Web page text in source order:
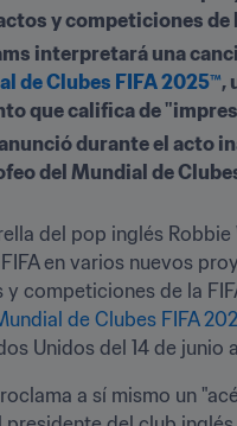
y competiciones de
interpretará una
de Clubes FIFA 2025™,
que califica de
durante el acto
del Mundial de
del pop inglés Robbie
en varios nuevos
y competiciones de la
de Clubes FIFA
Unidos del 14 de junio
a sí mismo un